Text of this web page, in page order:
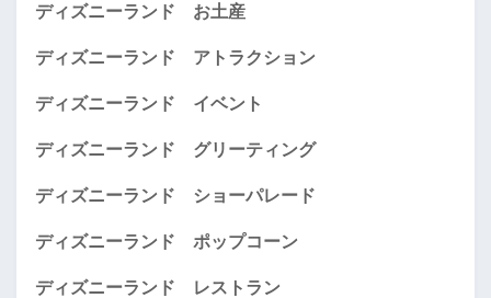
ディズニーランド お土産
ディズニーランド アトラクション
ディズニーランド イベント
ディズニーランド グリーティング
ディズニーランド ショーパレード
ディズニーランド ポップコーン
ディズニーランド レストラン